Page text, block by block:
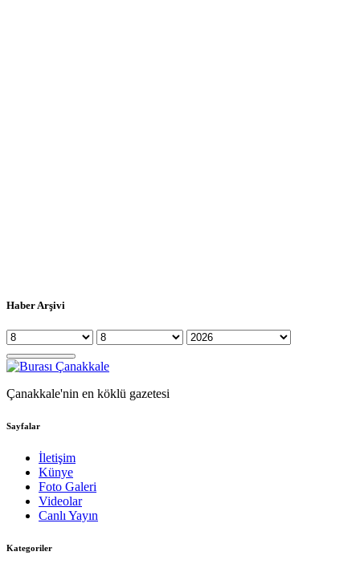
Haber Arşivi
Çanakkale'nin en köklü gazetesi
Sayfalar
İletişim
Künye
Foto Galeri
Videolar
Canlı Yayın
Kategoriler